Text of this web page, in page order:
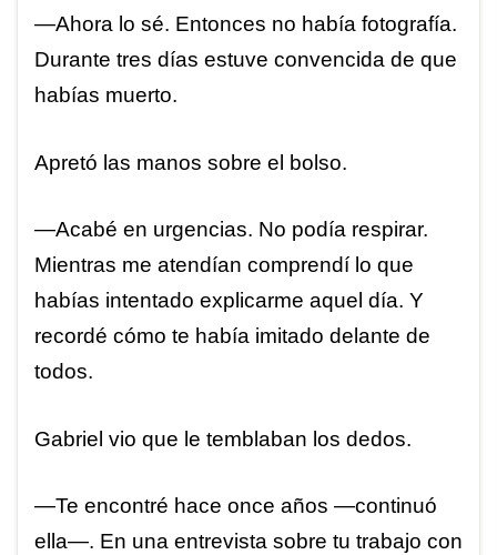
—Ahora lo sé. Entonces no había fotografía.
Durante tres días estuve convencida de que
habías muerto.
Apretó las manos sobre el bolso.
—Acabé en urgencias. No podía respirar.
Mientras me atendían comprendí lo que
habías intentado explicarme aquel día. Y
recordé cómo te había imitado delante de
todos.
Gabriel vio que le temblaban los dedos.
—Te encontré hace once años —continuó
ella—. En una entrevista sobre tu trabajo con